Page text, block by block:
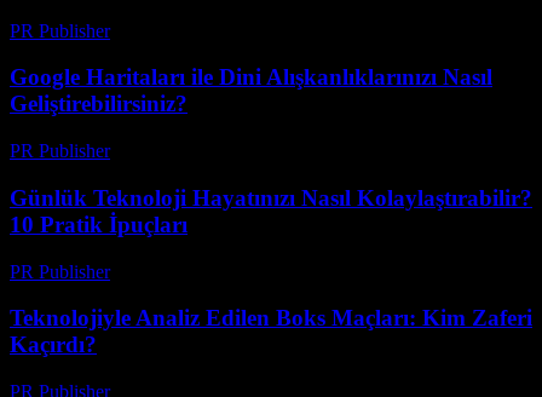
PR Publisher-
Google Haritaları ile Dini Alışkanlıklarınızı Nasıl
Geliştirebilirsiniz?
PR Publisher-
Günlük Teknoloji Hayatınızı Nasıl Kolaylaştırabilir?
10 Pratik İpuçları
PR Publisher-
Teknolojiyle Analiz Edilen Boks Maçları: Kim Zaferi
Kaçırdı?
PR Publisher-